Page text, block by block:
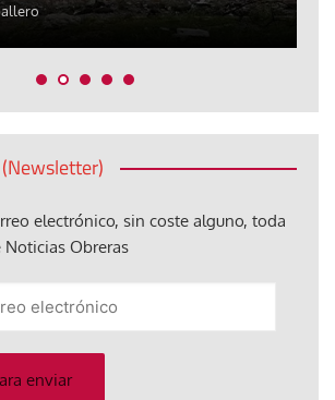
electrónico, sin coste alguno, toda
Obreras
enviar